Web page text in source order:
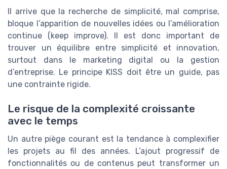
Il arrive que la recherche de simplicité, mal comprise,
bloque l’apparition de nouvelles idées ou l’amélioration
continue (keep improve). Il est donc important de
trouver un équilibre entre simplicité et innovation,
surtout dans le marketing digital ou la gestion
d’entreprise. Le principe KISS doit être un guide, pas
une contrainte rigide.
Le risque de la complexité croissante
avec le temps
Un autre piège courant est la tendance à complexifier
les projets au fil des années. L’ajout progressif de
fonctionnalités ou de contenus peut transformer un